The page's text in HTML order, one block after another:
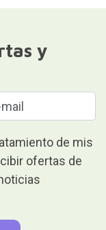
y
de mis
ofertas de